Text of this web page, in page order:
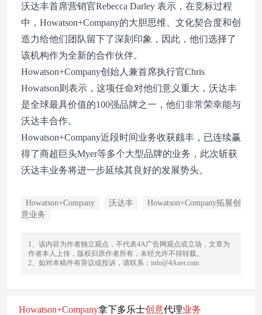
沃达丰首席营销官Rebecca Darley 表示，在竞标过程
中，Howatson+Company的大胆思维、文化契合度和创
造力给他们团队留下了深刻印象，因此，他们选择了
该机构作为全新的合作伙伴。
Howatson+Company创始人兼首席执行官Chris
Howatson则表示，这项任命对他们意义重大，沃达丰
是全球最具价值的100强品牌之一，他们非常荣幸能与
沃达丰合作。
Howatson+Company近段时间业务收获颇丰，已连续赢
得了商超巨头Myer等多个大型品牌的业务，此次斩获
沃达丰业务将进一步延续其良好的发展势头。
Howatson+Company 沃达丰
Howatson+Company拓展创
意业务
1、该内容为作者独立观点，不代表4A广告网观点或立场，文章为
作者本人上传，版权归原作者所有，未经允许不得转载。
2、如对本稿件有异议或投诉，请联系：info@4Anet.com
Howatson+Company拿下多乐士创意代理业务